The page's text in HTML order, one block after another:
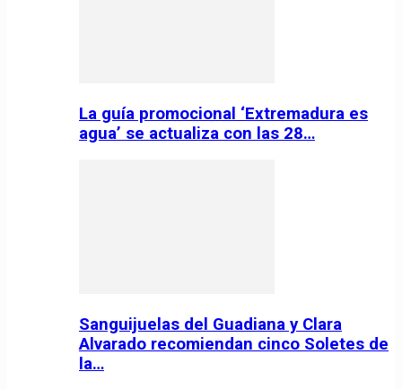
La guía promocional ‘Extremadura es
agua’ se actualiza con las 28…
Sanguijuelas del Guadiana y Clara
Alvarado recomiendan cinco Soletes de
la…